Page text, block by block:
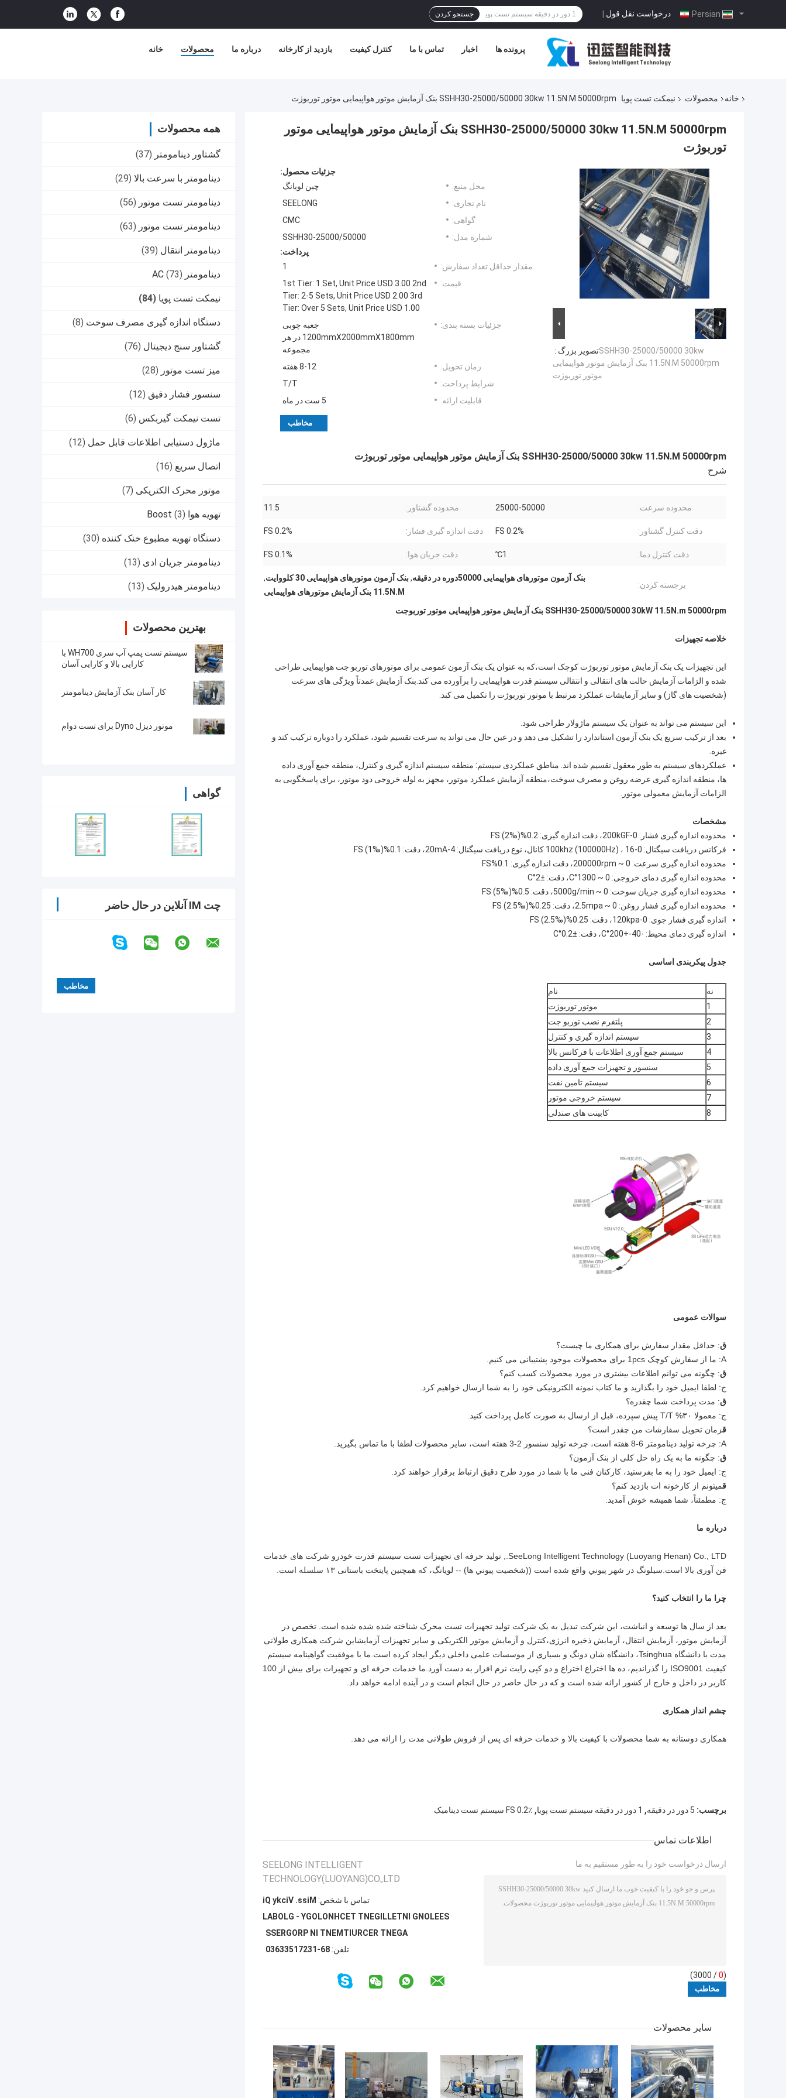
درخواست نقل قول | جستجو کردن
خانه محصولات درباره ما بازدید از کارخانه کنترل کیفیت تماس با ما اخبار پرونده ها
خانه محصولات نیمکت تست پویا SSHH30-25000/50000 30kw 11.5N.M 50000rpm بنک آزمایش موتور هواپیمایی موتور توربوژت
همه محصولات
گشتاور دینامومتر (37)
دینامومتر با سرعت بالا (29)
دینامومتر تست موتور (56)
دینامومتر تست موتور (63)
دینامومتر انتقال (39)
دینامومتر AC (73)
نیمکت تست پویا (84)
دستگاه اندازه گیری مصرف سوخت (8)
گشتاور سنج دیجیتال (76)
میز تست موتور (28)
سنسور فشار دقیق (12)
تست نیمکت گیربکس (6)
ماژول دستیابی اطلاعات قابل حمل (12)
اتصال سریع (16)
موتور محرک الکتریکی (7)
تهویه هوا Boost (3)
دستگاه تهویه مطبوع خنک کننده (30)
دینامومتر جریان ادی (13)
دینامومتر هیدرولیک (13)
بهترین محصولات
سیستم تست پمپ آب سری WH700 با
کارایی بالا و کارایی آسان
کار آسان بنک آزمایش دینامومتر
موتور دیزل Dyno برای تست دوام
گواهی
چت IM آنلاین در حال حاضر
SSHH30-25000/50000 30kw 11.5N.M 50000rpm بنک آزمایش موتور هواپیمایی موتور
توربوژت
تصویر بزرگ :SSHH30-25000/50000 30kw
11.5N.M 50000rpm بنک آزمایش موتور هواپیمایی
موتور توربوژت
جزئیات محصول:
محل منبع:
چین لویانگ
نام تجاری:
SEELONG
گواهی:
CMC
شماره مدل:
SSHH30-25000/50000
پرداخت:
مقدار حداقل تعداد سفارش:
1
قیمت:
1st Tier: 1 Set, Unit Price USD 3.00 2nd
Tier: 2-5 Sets, Unit Price USD 2.00 3rd
Tier: Over 5 Sets, Unit Price USD 1.00
جزئیات بسته بندی:
جعبه چوبی
1200mmX2000mmX1800mm در هر
مجموعه
زمان تحویل:
8-12 هفته
شرایط پرداخت:
T/T
قابلیت ارائه:
5 ست در ماه
مخاطب
SSHH30-25000/50000 30kw 11.5N.M 50000rpm بنک آزمایش موتور هواپیمایی موتور توربوژت
شرح
محدوده سرعت: 25000-50000 محدوده گشتاور: 11.5
دقت کنترل گشتاور: 0.2% FS دقت اندازه گیری فشار: 0.2% FS
دقت کنترل دما: 1℃ دقت جریان هوا: 0.1% FS
برجسته کردن:
بنک آزمون موتورهای هواپیمایی 50000دوره در دقیقه ,بنک آزمون موتورهای هواپیمایی 30 کلووایت
,
11.5N.M بنک آزمایش موتورهای هواپیمایی
SSHH30-25000/50000 30kW 11.5N.m 50000rpm بنک آزمایش موتور هواپیمایی موتور توربوجت
خلاصه تجهیزات
این تجهیزات یک بنک آزمایش موتور توربوژت کوچک است،که به عنوان یک بنک آزمون عمومی برای موتورهای توربو جت هواپیمایی طراحی
شده و الزامات آزمایش حالت های انتقالی و انتقالی سیستم قدرت هواپیمایی را برآورده می کند.بنک آزمایش عمدتاً ویژگی های سرعت
(شخصیت های گاز) و سایر آزمایشات عملکرد مرتبط با موتور توربوژت را تکمیل می کند.
این سیستم می تواند به عنوان یک سیستم ماژولار طراحی شود.
بعد از ترکیب سریع یک بنک آزمون استاندارد را تشکیل می دهد و در عین حال می تواند به سرعت تقسیم شود، عملکرد را دوباره ترکیب کند و
غیره.
عملکردهای سیستم به طور معقول تقسیم شده اند. مناطق عملکردی سیستم: منطقه سیستم اندازه گیری و کنترل، منطقه جمع آوری داده
ها، منطقه اندازه گیری عرضه روغن و مصرف سوخت،منطقه آزمایش عملکرد موتور، مجهز به لوله خروجی دود موتور، برای پاسخگویی به
الزامات آزمایش معمولی موتور.
مشخصات
محدوده اندازه گیری فشار: 0-200kGF، دقت اندازه گیری: 0.2%FS (2‰)
فرکانس دریافت سیگنال: 0-100khz (100000Hz) ، 16 کانال، نوع دریافت سیگنال: 4-20mA، دقت: 0.1%FS (1‰)
محدوده اندازه گیری سرعت: 0 ~ 200000rpm، دقت اندازه گیری: 0.1%FS
محدوده اندازه گیری دمای خروجی: 0 ~ 1300°C، دقت: ±2°C
محدوده اندازه گیری جریان سوخت: 0 ~ 5000g/min، دقت: 0.5%FS (5‰)
محدوده اندازه گیری فشار روغن: 0 ~ 2.5mpa، دقت: 0.25%FS (2.5‰)
اندازه گیری فشار جوی: 0-120kpa، دقت: 0.25%FS (2.5‰)
اندازه گیری دمای محیط: -40-+200°C، دقت: ±0.2°C
جدول پیکربندی اساسی
نه
نام
1
موتور توربوژت
2
پلتفرم نصب توربو جت
3
سیستم اندازه گیری و کنترل
4
سیستم جمع آوری اطلاعات با فرکانس بالا
5
سنسور و تجهیزات جمع آوری داده
6
سیستم تامین نفت
7
سیستم خروجی موتور
8
کابینت های صندلی
سوالات عمومی
ق: حداقل مقدار سفارش برای همکاری ما چیست؟
A: ما از سفارش کوچک 1pcs برای محصولات موجود پشتیبانی می کنیم.
ق: چگونه می توانم اطلاعات بیشتری در مورد محصولات کسب کنم؟
ج: لطفا ایمیل خود را بگذارید و ما کتاب نمونه الکترونیکی خود را به شما ارسال خواهیم کرد.
ق: مدت پرداخت شما چقدره؟
ج: معمولا ۳۰% T/T پیش سپرده، قبل از ارسال به صورت کامل پرداخت کنید.
قزمان تحویل سفارشات من چقدر است؟
A: چرخه تولید دینامومتر 6-8 هفته است، چرخه تولید سنسور 2-3 هفته است، سایر محصولات لطفا با ما تماس بگیرید.
ق: چگونه ما به یک راه حل کلی از بنک آزمون؟
ج: ایمیل خود را به ما بفرستید، کارکنان فنی ما با شما در مورد طرح دقیق ارتباط برقرار خواهند کرد.
قميتونم از کارخونه ات بازدید کنم؟
ج: مطمئناً، شما همیشه خوش آمدید.
درباره ما
SeeLong Intelligent Technology (Luoyang Henan) Co., LTD., تولید حرفه ای تجهیزات تست سیستم قدرت خودرو شرکت های خدمات
فن آوری بالا است.سيلونگ در شهر پيوني واقع شده است ((شخصيت پيوني ها) -- لويانگ، که همچنین پایتخت باستانی ۱۳ سلسله است.
چرا ما را انتخاب کنید؟
بعد از سال ها توسعه و انباشت، این شرکت تبدیل به یک شرکت تولید تجهیزات تست محرک شناخته شده شده شده است. تخصص در
آزمایش موتور، آزمایش انتقال، آزمایش ذخیره انرژی،کنترل و آزمایش موتور الکتریکی و سایر تجهیزات آزمایشاین شرکت همکاری طولانی
مدت با دانشگاه Tsinghua، دانشگاه شان دونگ و بسیاری از موسسات علمی داخلی دیگر ایجاد کرده است.ما با موفقیت گواهینامه سیستم
کیفیت ISO9001 را گذراندیم، ده ها اختراع اختراع و دو کپی رایت نرم افزار به دست آورد.ما خدمات حرفه ای و تجهیزات برای بیش از 100
کاربر در داخل و خارج از کشور ارائه شده است و که در حال حاضر در حال انجام است و در آینده ادامه خواهد داد.
چشم انداز همکاری
همکاری دوستانه به شما محصولات با کیفیت بالا و خدمات حرفه ای پس از فروش طولانی مدت را ارائه می دهد.
برچسب: 5 دور در دقیقه , 1 دور در دقیقه سیستم تست پویا , 0.2٪ FS سیستم تست دینامیک
اطلاعات تماس
SEELONG INTELLIGENT
TECHNOLOGY(LUOYANG)CO.,LTD
تماس با شخص: Miss. Vicky Qi
SEELONG INTELLIGENT TECHNOLOGY - GLOBAL
AGENT RECRUITMENT IN PROGRESS
تلفن: 86-13271533630
ارسال درخواست خود را به طور مستقیم به ما
(
0
/ 3000)
سایر محصولات